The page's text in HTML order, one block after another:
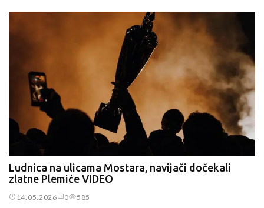
Ludnica na ulicama Mostara, navijači dočekali
zlatne Plemiće VIDEO
14.05.2026 0 585